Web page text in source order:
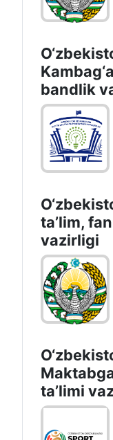
bandlik
taʼlim,
vazirligi
taʼlimi